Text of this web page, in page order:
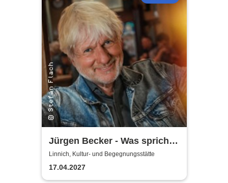
Jürgen Becker - Was spricht
gegen einen schönen Abend?
Linnich, Kultur- und Begegnungsstätte
17.04.2027